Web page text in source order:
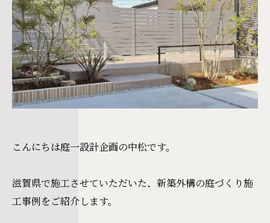
こんにちは庭一設計企画の中松です。
滋賀県で施工させていただいた、新築外構の庭づくり施
工事例をご紹介します。